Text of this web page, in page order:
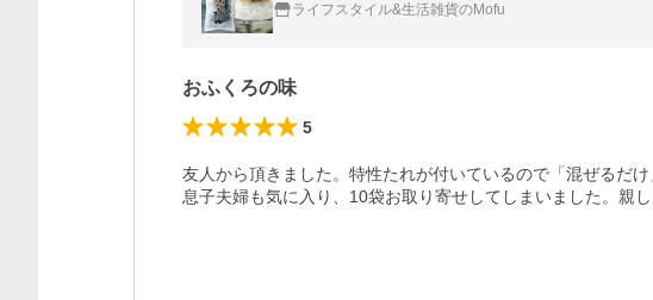
ライフスタイル&生活雑貨のMofu
おふくろの味
5
友人から頂きました。特性たれが付いているので「混ぜるだけ
息子夫婦も気に入り、10袋お取り寄せしてしまいました。親